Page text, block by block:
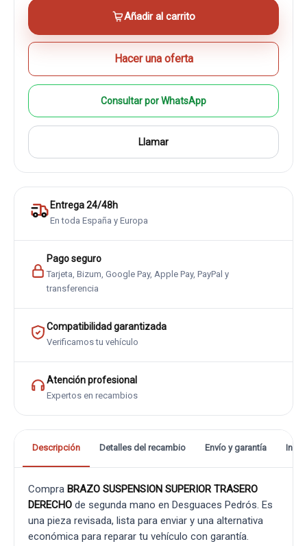
Añadir al carrito
Hacer una oferta
Consultar por WhatsApp
Llamar
Entrega 24/48h
En toda España y Europa
Pago seguro
Tarjeta, Bizum, Google Pay, Apple Pay, PayPal y
transferencia
Compatibilidad garantizada
Verificamos tu vehículo
Atención profesional
Expertos en recambios
Descripción Detalles del recambio Envío y garantía
Compra BRAZO SUSPENSION SUPERIOR TRASERO
DERECHO de segunda mano en Desguaces Pedrós. Es
una pieza revisada, lista para enviar y una alternativa
económica para reparar tu vehículo con garantía.